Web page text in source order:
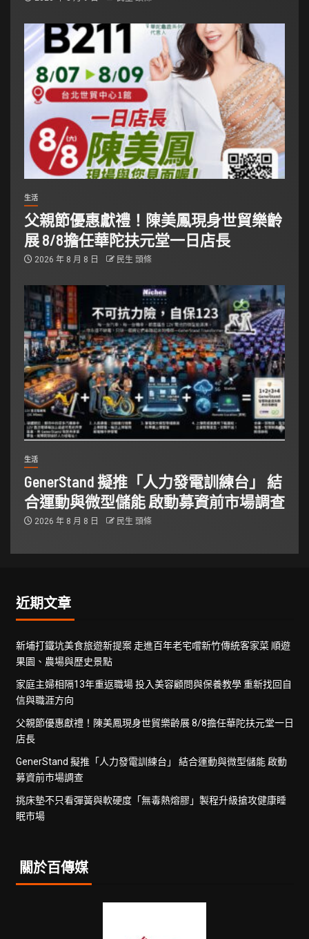
生活
父親節優惠獻禮！陳美鳳現身世貿樂齡
展 8/8擔任華陀扶元堂一日店長
2026 年 8 月 8 日 民生 頭條
生活
GenerStand 擬推「人力發電訓練台」 結
合運動與微型儲能 啟動募資前市場調查
2026 年 8 月 8 日 民生 頭條
近期文章
新埔打鐵坑美食旅遊新提案 走進百年老宅嚐新竹傳統客家菜 順遊
果園、農場與歷史景點
家庭主婦相隔13年重返職場 投入美容顧問與保養教學 重新找回自
信與職涯方向
父親節優惠獻禮！陳美鳳現身世貿樂齡展 8/8擔任華陀扶元堂一日
店長
GenerStand 擬推「人力發電訓練台」 結合運動與微型儲能 啟動
募資前市場調查
挑床墊不只看彈簧與軟硬度「無毒熱熔膠」製程升級搶攻健康睡
眠市場
關於百傳媒